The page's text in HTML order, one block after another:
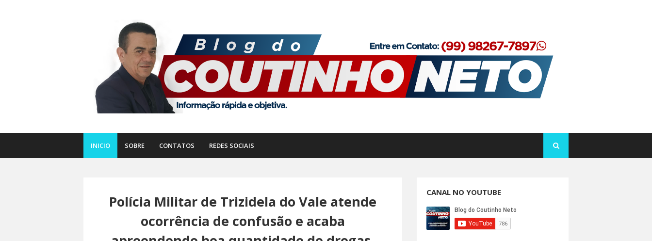
INICIO SOBRE CONTATOS REDES SOCIAIS
Polícia Militar de Trizidela do Vale atende
ocorrência de confusão e acaba
CANAL NO YOUTUBE